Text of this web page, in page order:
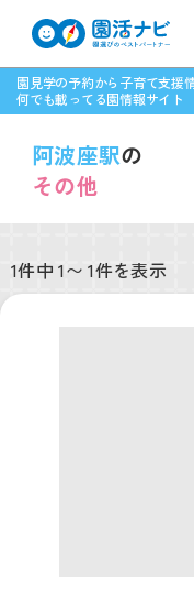
園見学の予約から子育て支援
何でも載ってる園情報サイト
阿波座駅の
その他
1件中 1〜 1件を表示